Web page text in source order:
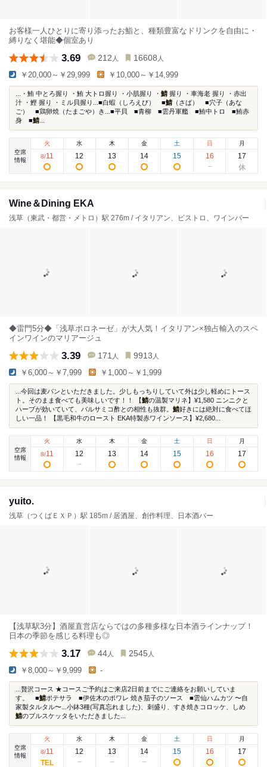
お客様一人ひとりに寄り添ったお鮨と、種類豊富なドリンクを自由に・
縛りなく堪能◆個室あり
3.69 212 人 16608 人
￥20,000～￥29,999 ￥10,000～￥14,999
...・鮪 中とろ握り ・鮪 大トロ握り ・小肌握り ・ 鯖 握り ・車海老 握り ・赤出
汁 ・鰹 握り ・ミル貝握り...■白蝦（しろえび） ■鯖 （さば） ■穴子（あな
ご） ■鶏卵焼（たまごや）き...■平貝 ■青柳 ■雲丹軍艦 ■鮪中トロ ■鮪赤
身 ■鯖
空席
情報
火
8/11
水
12
木
13
金
14
土
15
日
16
月
17
Wine＆Dining EKA
浅草（東武・都営・メトロ）駅 276m / イタリアン、ビストロ、ワインバー
◆雷門5分◆「浅草ボロネーゼ」が大人気！イタリアン×独占輸入のスペ
インワインのマリアージュ
3.39 171 人 9913 人
￥6,000～￥7,999 ￥1,000～￥1,999
...今回は麦パンといただきました。少しもっちりしていて外は少し軽めにトース
ト。そのまま食べても美味しいです！！ 【鯖の温製マリネ】¥1,580 ニンニクと
ハーブが効いていて、バルサミコ酢との相性も抜群。 鯖好きには絶対に食べてほ
しい一品！ 【黒毛和牛のロースト EKA特製赤ワインソース】¥2,680...
空席
情報
火
8/11
水
12
木
13
金
14
土
15
日
16
月
17
yuito.
浅草（つくばＥＸＰ）駅 185m / 居酒屋、創作料理、日本酒バー
【浅草駅3分】酒屋直営店ならではの多種多様な日本酒ラインナップ！
日本の季節を感じる料理も◎
3.17 44 人 2545 人
￥8,000～￥9,999 -
...贅沢コース ★コースご予約はご来店2日前までにご連絡をお願いしていま
す。 ■鯖ポテサラ ■伊佐木のポワレ 焼き茄子のソース ■雲仙ハムカツ 〜自
家製タルタル〜...小鉢3種(写真忘れました)、刺盛り、すき焼きコロッケ、しめ
鯖のブルスケッタをいただきました...
空席
情報
火
8/11
水
12
木
13
金
14
土
15
日
16
月
17